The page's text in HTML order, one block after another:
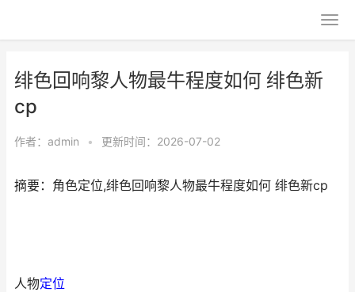
绯色回响黎人物最牛程度如何 绯色新
cp
作者： admin • 更新时间：2026-07-02
摘要：角色定位,绯色回响黎人物最牛程度如何 绯色新cp
人物定位